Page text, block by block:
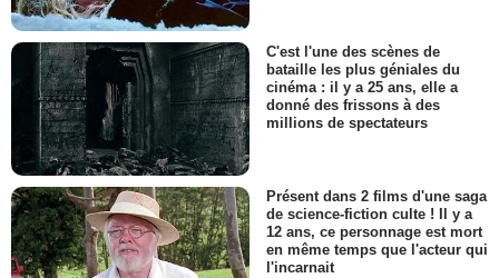
C'est l'une des scènes de
bataille les plus géniales du
cinéma : il y a 25 ans, elle a
donné des frissons à des
millions de spectateurs
Présent dans 2 films d'une saga
de science-fiction culte ! Il y a
12 ans, ce personnage est mort
en même temps que l'acteur qui
l'incarnait